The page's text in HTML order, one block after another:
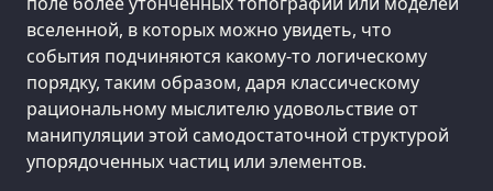
вселенной, в которых можно увидеть, что
события подчиняются какому-то логическому
порядку, таким образом, даря классическому
рациональному мыслителю удовольствие от
манипуляции этой самодостаточной структурой
упорядоченных частиц или элементов.